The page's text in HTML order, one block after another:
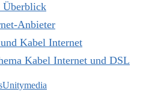
Überblick
Anbieter
Kabel Internet
Kabel Internet und DSL
Unitymedia